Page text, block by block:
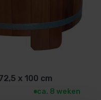
x 100 cm
ca. 8 weken